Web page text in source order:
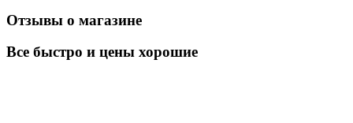
Отзывы о магазине
Все быстро и цены хорошие